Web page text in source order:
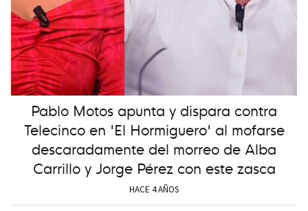
Pablo Motos apunta y dispara contra
Telecinco en 'El Hormiguero' al mofarse
descaradamente del morreo de Alba
Carrillo y Jorge Pérez con este zasca
HACE 4 AÑOS